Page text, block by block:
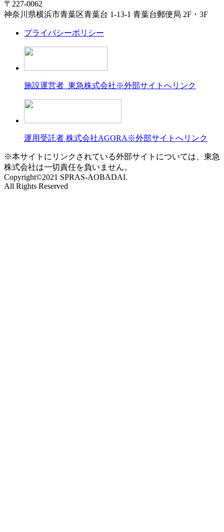
〒227-0062
神奈川県横浜市青葉区青葉台 1-13-1 青葉台郵便局 2F・3F
プライバシーポリシー
施設運営者 東急株式会社※外部サイトへリンク
運用受託者 株式会社AGORA ※外部サイトへリンク
※本サイトにリンクされている外部サイトについては、東急
株式会社は一切責任を負いません。
Copyright©2021 SPRAS-AOBADAI.
All Rights Reserved